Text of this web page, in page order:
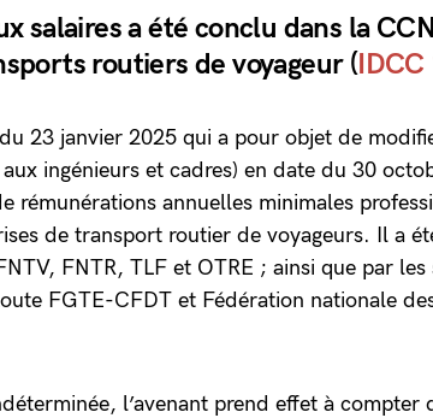
salaires a été conclu dans la
routiers de voyageur (IDCC
du 23 janvier 2025 qui a pour objet de
ingénieurs et cadres) en date du 30
rémunérations annuelles minimales
de transport routier de voyageurs. Il a
FNTR, TLF et OTRE ; ainsi que par
FGTE-CFDT et Fédération nationale
l’avenant prend effet à compter